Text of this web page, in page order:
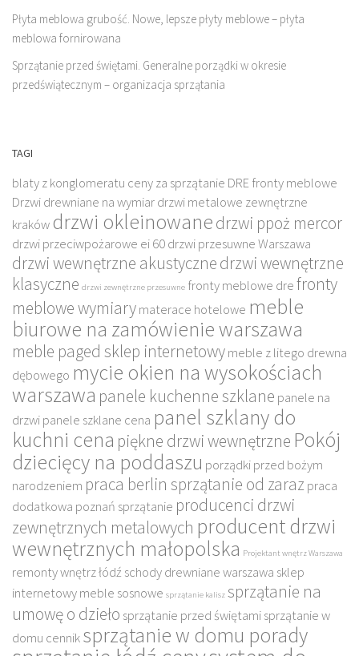
Płyta meblowa grubość. Nowe, lepsze płyty meblowe – płyta
meblowa fornirowana
Sprzątanie przed świętami. Generalne porządki w okresie
przedświątecznym – organizacja sprzątania
TAGI
blaty z konglomeratu ceny za sprzątanie DRE fronty meblowe
Drzwi drewniane na wymiardrzwi metalowe zewnętrzne
kraków drzwi okleinowanedrzwi ppoż mercor
drzwi przeciwpożarowe ei 60drzwi przesuwne Warszawa
drzwi wewnętrzne akustycznedrzwi wewnętrzne
klasyczne drzwi zewnętrzne przesuwne fronty meblowe drefronty
meblowe wymiarymaterace hotelowe meble
biurowe na zamówienie warszawa
meble paged sklep internetowymeble z litego drewna
dębowego mycie okien na wysokościach
warszawa panele kuchenne szklane panele na
drzwipanele szklane cena panel szklany do
kuchni cena piękne drzwi wewnętrzne Pokój
dziecięcy na poddaszu porządki przed bożym
narodzeniem praca berlin sprzątanie od zarazpraca
dodatkowa poznań sprzątanie producenci drzwi
zewnętrznych metalowych producent drzwi
wewnętrznych małopolska Projektant wnętrz Warszawa
remonty wnętrz łódź schody drewniane warszawa sklep
internetowy meble sosnowe sprzątanie kalisz sprzątanie na
umowę o dzieło sprzątanie przed świętamisprzątanie w
domu cenniksprzątanie w domu porady